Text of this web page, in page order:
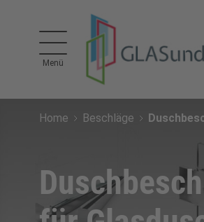
Menü
Home Beschläge